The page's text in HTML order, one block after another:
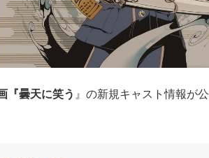
『曇天に笑う 』の新規キャスト情報が公